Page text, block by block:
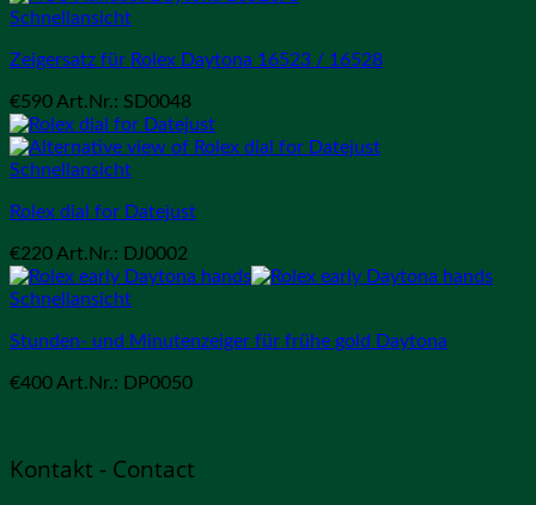
Schnellansicht
Zeigersatz für Rolex Daytona 16523 / 16528
€590Art.Nr.: SD0048
Schnellansicht
Rolex dial for Datejust
€220Art.Nr.: DJ0002
Schnellansicht
Stunden- und Minutenzeiger für frühe gold Daytona
€400Art.Nr.: DP0050
Kontakt - Contact